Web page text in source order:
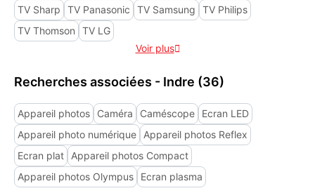
TV Sharp
TV Panasonic TV Samsung
TV Philips
TV Thomson
TV LG
Voir plus
Recherches associées - Indre (36)
Appareil photos Caméra Caméscope
Ecran LED
Appareil photo numérique
Appareil photos Reflex
Ecran plat
Appareil photos Compact
Appareil photos Olympus
Ecran plasma